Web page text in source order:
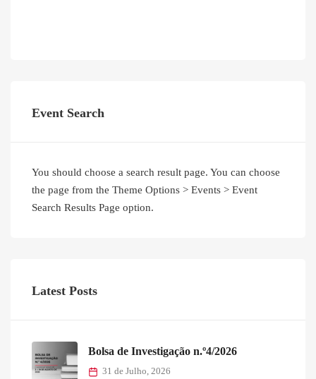
Event Search
You should choose a search result page. You can choose
the page from the Theme Options > Events > Event
Search Results Page option.
Latest Posts
Bolsa de Investigação n.º4/2026
31 de Julho, 2026